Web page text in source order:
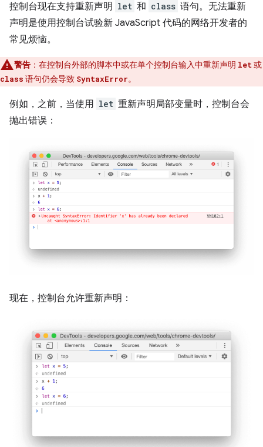
控制台现在支持重新声明 let 和 class 语句。无法重新
声明是使用控制台试验新 JavaScript 代码的网络开发者的
常见烦恼。
警告 ：在控制台外部的脚本中或在单个控制台输入中重新声明 let 或
class 语句仍会导致 SyntaxError。
例如，之前，当使用 let 重新声明局部变量时，控制台会
抛出错误：
现在，控制台允许重新声明：